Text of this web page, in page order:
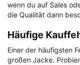
wenn du auf Sales
die Qualität dann
Häufige
Einer der häufigsten
großen Jacke.